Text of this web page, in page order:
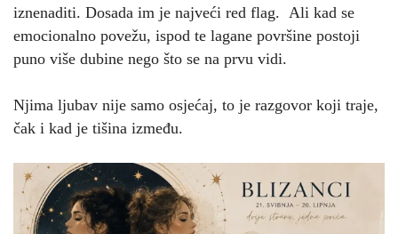
iznenaditi. Dosada im je najveći red flag. Ali kad se
emocionalno povežu, ispod te lagane površine postoji
puno više dubine nego što se na prvu vidi.
Njima ljubav nije samo osjećaj, to je razgovor koji traje,
čak i kad je tišina između.